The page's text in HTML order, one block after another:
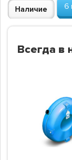
Наличие 6
Всегда в